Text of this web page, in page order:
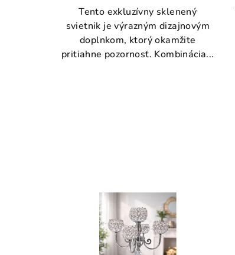
Tento exkluzívny sklenený
svietnik je výrazným dizajnovým
doplnkom, ktorý okamžite
pritiahne pozornosť. Kombinácia...